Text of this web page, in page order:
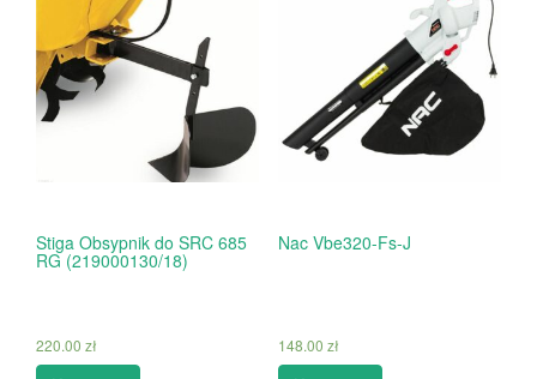
Stiga Obsypnik do SRC 685
RG (219000130/18)
220.00 zł
Nac Vbe320-Fs-J
148.00 zł